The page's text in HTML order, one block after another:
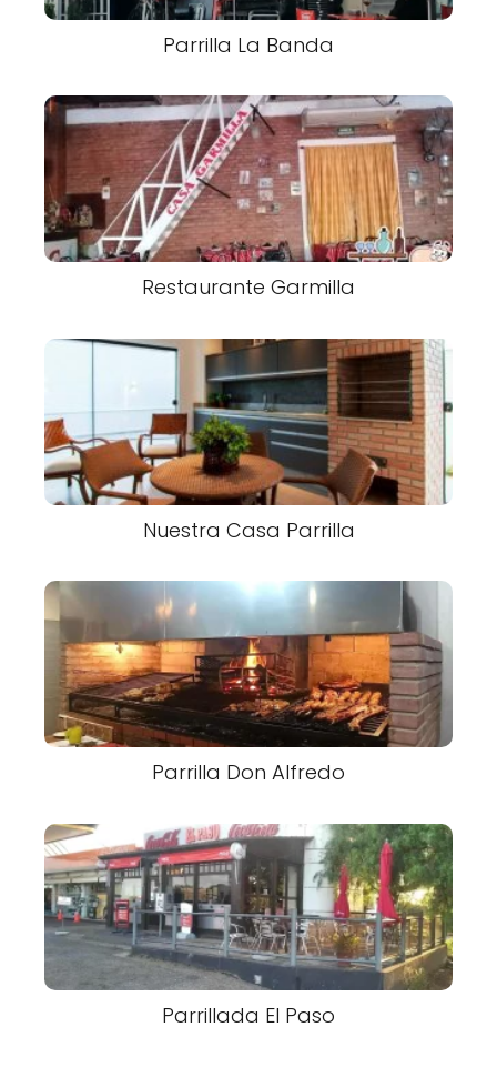
Parrilla La Banda
Restaurante Garmilla
Nuestra Casa Parrilla
Parrilla Don Alfredo
Parrillada El Paso